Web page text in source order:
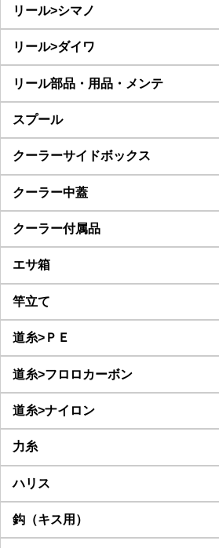
リール>シマノ
リール>ダイワ
リール部品・用品・メンテ
スプール
クーラーサイドボックス
クーラー中蓋
クーラー付属品
エサ箱
竿立て
道糸>ＰＥ
道糸>フロロカーボン
道糸>ナイロン
力糸
ハリス
鈎（キス用）